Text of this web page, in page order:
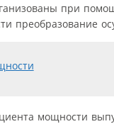
при
преобразование
мощности